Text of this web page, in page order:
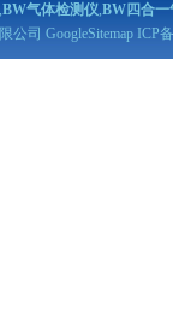
,BW气体检测仪,BW四合一
公司 GoogleSitemap ICP